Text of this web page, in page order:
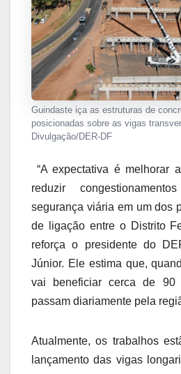
Guindaste iça as estruturas de
posicionadas sobre as vigas
Divulgação/DER-DF
“A expectativa é melhorar
reduzir
segurança viária em um dos
de ligação entre o Distrito
reforça o presidente do
Júnior. Ele estima que,
vai beneficiar cerca de 90
passam diariamente pela
Atualmente, os trabalhos
lançamento das vigas